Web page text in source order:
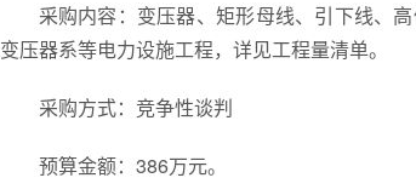
采购内容：变压器、矩形母线、引下线、
变压器系等电力设施工程，详见工程量清单。
采购方式：竞争性谈判
预算金额：386万元。